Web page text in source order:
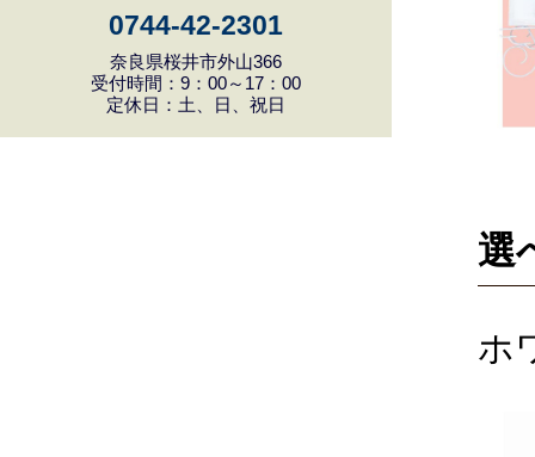
0744-42-2301
奈良県桜井市外山366
受付時間：9：00～17：00
定休日：土、日、祝日
選
ホ